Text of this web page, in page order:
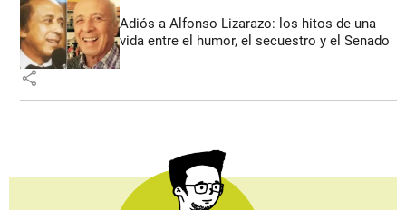
Adiós a Alfonso Lizarazo: los hitos de una
vida entre el humor, el secuestro y el Senado
share